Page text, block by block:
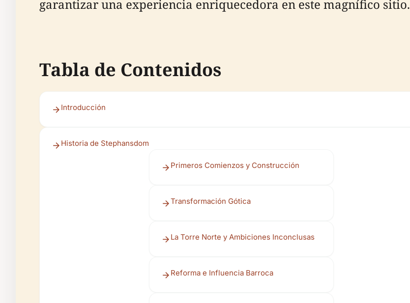
garantizar una experiencia enriquecedora en este magnífico sitio.
Tabla de Contenidos
Introducción
Historia de Stephansdom
Primeros Comienzos y Construcción
Transformación Gótica
La Torre Norte y Ambiciones Inconclusas
Reforma e Influencia Barroca